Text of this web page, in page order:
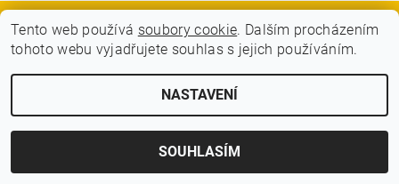
GDPR - Souhlas se zpracováním osobních údajů
Vytvořil Shoptet
Tento web používá soubory cookie. Dalším procházením
tohoto webu vyjadřujete souhlas s jejich používáním.
NASTAVENÍ
SOUHLASÍM